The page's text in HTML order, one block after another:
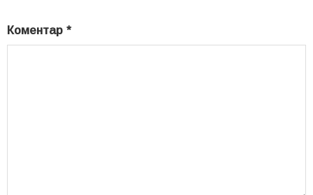
Коментар *